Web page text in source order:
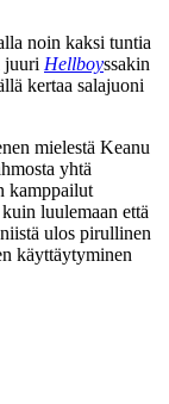
noin kaksi tuntia
juuri Hellboyssakin
kertaa salajuoni
mielestä Keanu
yhtä
kamppailut
luulemaan että
ulos pirullinen
käyttäytyminen